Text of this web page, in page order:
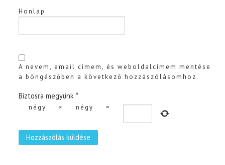
Honlap
A nevem, email címem, és weboldalcímem mentése
a böngészőben a következő hozzászólásomhoz.
Biztosra megyünk *
négy × négy =